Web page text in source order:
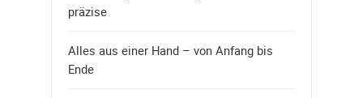
präzise
Alles aus einer Hand – von Anfang bis
Ende